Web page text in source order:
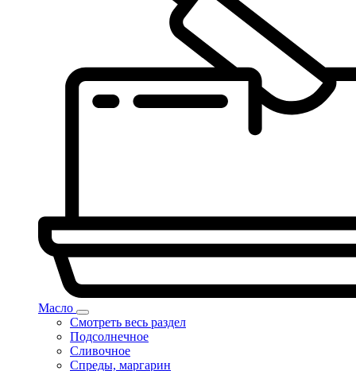
Масло
Смотреть весь раздел
Подсолнечное
Сливочное
Спреды, маргарин